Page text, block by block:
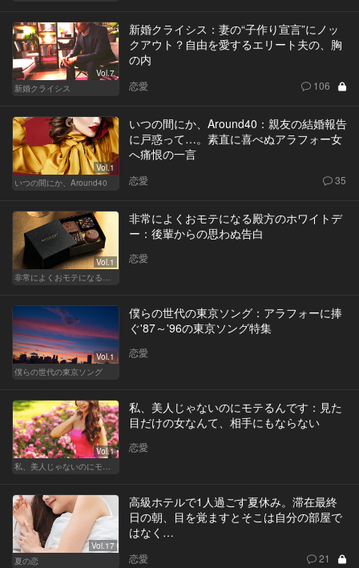
Vol.7
新婚クライシス
新婚クライシス：妻の“子作り宣言”にノッ
クアウト？自由を愛するエリート夫の、胸
の内
恋愛 106
Vol.1
いつの間にか、Around40
いつの間にか、Around40：親友の結婚報告
に戸惑って…。素直に喜べぬアラフォー女
へ痛恨の一言
恋愛 35
Vol.1
非常によくおモテになる殿方のホワイトデ
ー：後輩からの思わぬ告白
恋愛
Vol.1
僕らの世代の東京ソング
僕らの世代の東京ソング：アラフォーに捧
ぐ'87～'96の東京ソング特集
恋愛
Vol.1
私、美人じゃないのにモテるんです：見た
目だけの女なんて、相手にもならない
恋愛
Vol.17
夏の恋
高級ホテルで1人過ごす夏休み。滞在最終
日の朝、目を覚ますとそこは自分の部屋で
はなく…
恋愛 21